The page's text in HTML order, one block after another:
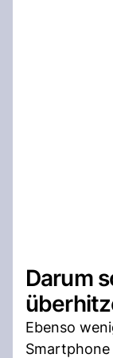
Darum
Ebenso